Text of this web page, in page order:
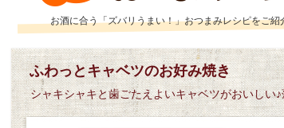
お酒に合う「ズバリうまい！」おつまみレシピをご紹
ふわっとキャベツのお好み焼き
シャキシャキと歯ごたえよいキャベツがおいしい